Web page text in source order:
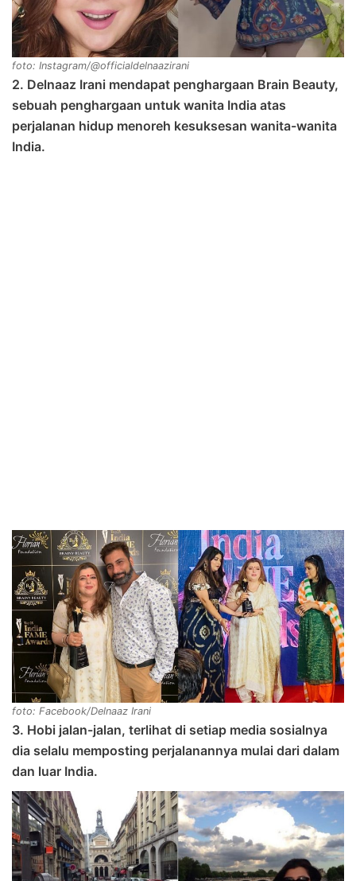
foto: Instagram/@officialdelnaazirani
2. Delnaaz Irani mendapat penghargaan Brain Beauty,
sebuah penghargaan untuk wanita India atas
perjalanan hidup menoreh kesuksesan wanita-wanita
India.
foto: Facebook/Delnaaz Irani
3. Hobi jalan-jalan, terlihat di setiap media sosialnya
dia selalu memposting perjalanannya mulai dari dalam
dan luar India.